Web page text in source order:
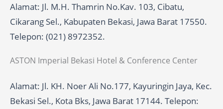
Alamat: Jl. M.H. Thamrin No.Kav. 103, Cibatu,
Cikarang Sel., Kabupaten Bekasi, Jawa Barat 17550.
Telepon: (021) 8972352.
ASTON Imperial Bekasi Hotel & Conference Center
Alamat: Jl. KH. Noer Ali No.177, Kayuringin Jaya, Kec.
Bekasi Sel., Kota Bks, Jawa Barat 17144. Telepon: